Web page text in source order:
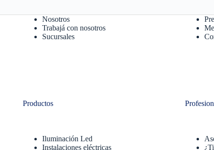
Nosotros
Trabajá con nosotros
Sucursales
Productos
Iluminación Led
Instalaciones eléctricas